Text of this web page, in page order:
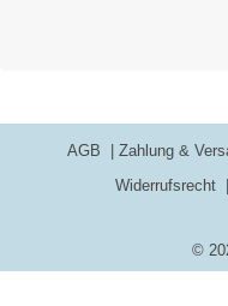
©
AGB Zahlung &
Widerrufsrecht